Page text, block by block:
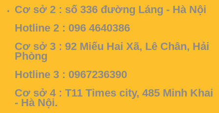
Cơ sở 2 : số 336 đường Láng - Hà Nội
Hotline 2 : 096 4640386
Cơ sở 3 : 92 Miếu Hai Xã, Lê Chân, Hải
Phòng
Hotline 3 : 0967236390
Cơ sở 4 : T11 Times city, 485 Minh Khai
- Hà Nội.